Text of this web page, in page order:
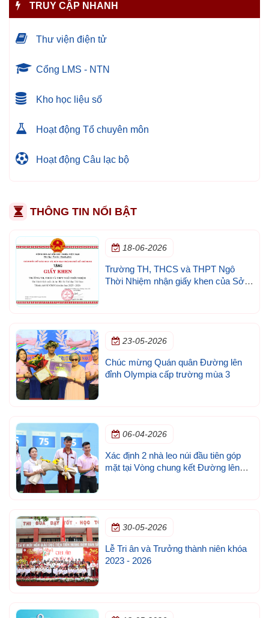
TRUY CẬP NHANH
Thư viện điện tử
Cổng LMS - NTN
Kho học liệu số
Hoạt động Tổ chuyên môn
Hoạt động Câu lạc bộ
THÔNG TIN NỔI BẬT
18-06-2026
Trường TH, THCS và THPT Ngô
Thời Nhiệm nhận giấy khen của Sở
23-05-2026
Chúc mừng Quán quân Đường lên
đỉnh Olympia cấp trường mùa 3
06-04-2026
Xác định 2 nhà leo núi đầu tiên góp
mặt tại Vòng chung kết Đường lên
30-05-2026
Lễ Tri ân và Trưởng thành niên khóa
2023 - 2026